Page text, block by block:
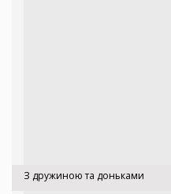
З дружиною та доньками